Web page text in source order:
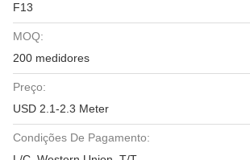
F13
MOQ:
200 medidores
Preço:
USD 2.1-2.3 Meter
Condições De Pagamento: